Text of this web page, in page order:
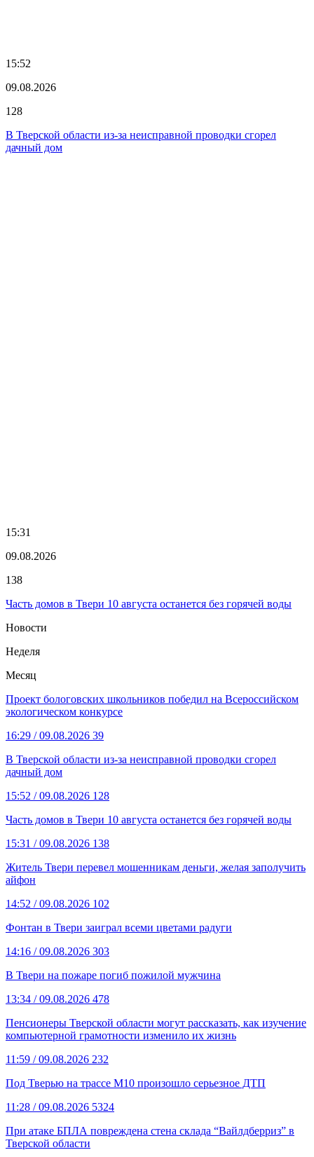
15:52
09.08.2026
128
В Тверской области из-за неисправной проводки сгорел
дачный дом
15:31
09.08.2026
138
Часть домов в Твери 10 августа останется без горячей воды
Новости
Неделя
Месяц
Проект бологовских школьников победил на Всероссийском
экологическом конкурсе
16:29 / 09.08.2026 39
В Тверской области из-за неисправной проводки сгорел
дачный дом
15:52 / 09.08.2026 128
Часть домов в Твери 10 августа останется без горячей воды
15:31 / 09.08.2026 138
Житель Твери перевел мошенникам деньги, желая заполучить
айфон
14:52 / 09.08.2026 102
Фонтан в Твери заиграл всеми цветами радуги
14:16 / 09.08.2026 303
В Твери на пожаре погиб пожилой мужчина
13:34 / 09.08.2026 478
Пенсионеры Тверской области могут рассказать, как изучение
компьютерной грамотности изменило их жизнь
11:59 / 09.08.2026 232
Под Тверью на трассе М10 произошло серьезное ДТП
11:28 / 09.08.2026 5324
При атаке БПЛА повреждена стена склада “Вайлдберриз” в
Тверской области